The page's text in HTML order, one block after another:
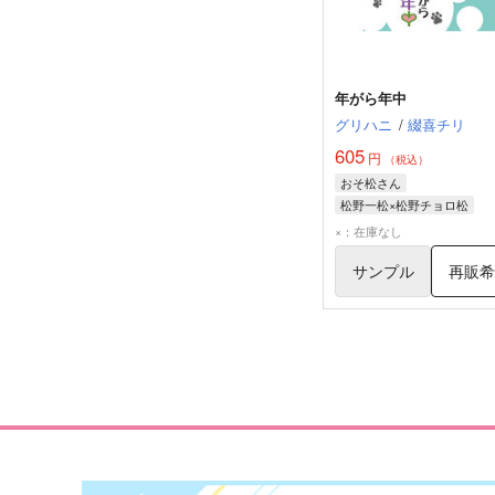
年がら年中
グリハニ / 綴喜チリ
605 円 （税込）
おそ松さん
松野一松×松野チョロ松
松野一松
×：在庫なし
サンプル 再販